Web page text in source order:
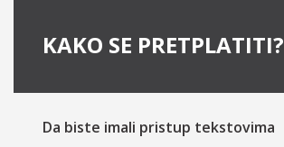
KAKO SE PRETPLATITI?
Da biste imali pristup tekstovima